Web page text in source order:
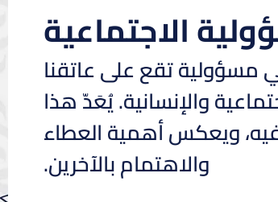
الاجتماعية
مسؤولية تقع على عاتقنا
والإنسانية. يُعَدّ هذا
ويعكس أهمية العطاء
والاهتمام بالآخرين.